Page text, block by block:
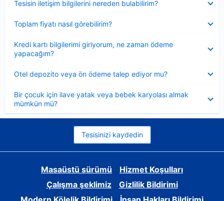
Tesisin iletişim bilgilerini nereden bulabilirim?
Toplam fiyatı nasıl görebilirim?
Kredi kartı bilgilerimi giriyorum, ne zaman ödeme
yapacağım?
Otel depozito veya ön ödeme talep ediyor mu?
Bir çocuk için ilave yatak veya bebek karyolası almak
mümkün mü?
Tesisinizi kaydedin
Masaüstü sürümü
Hizmet Koşulları
Çalışma şeklimiz
Gizlilik Bildirimi